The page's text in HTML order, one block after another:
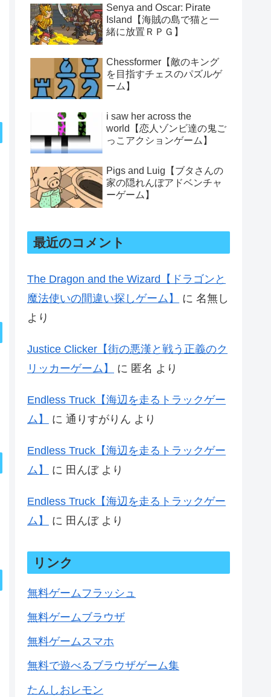
Senya and Oscar: Pirate
Island【海賊の島で猫と一
緒に放置ＲＰＧ】
Chessformer【敵のキング
を目指すチェスのパズルゲ
ーム】
i saw her across the
world【恋人ゾンビ達の鬼ご
っこアクションゲーム】
Pigs and Luig【ブタさんの
家の隠れんぼアドベンチャ
ーゲーム】
最近のコメント
The Dragon and the Wizard【ドラゴンと
魔法使いの間違い探しゲーム】
に 名無し
より
Justice Clicker【街の悪漢と戦う正義のク
リッカーゲーム】
に 匿名 より
Endless Truck【海辺を走るトラックゲー
ム】
に 通りすがりん より
Endless Truck【海辺を走るトラックゲー
ム】
に 田んぼより
Endless Truck【海辺を走るトラックゲー
ム】
に 田んぼより
リンク
無料ゲームフラッシュ
無料ゲームブラウザ
無料ゲームスマホ
無料で遊べるブラウザゲーム集
たんしおレモン